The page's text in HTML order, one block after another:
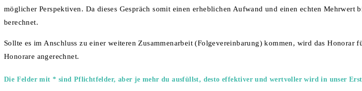
möglicher Perspektiven. Da dieses Gespräch somit einen erheblichen Aufwand und einen echten
berechnet.
Sollte es im Anschluss zu einer weiteren Zusammenarbeit (Folgevereinbarung) kommen, wird das Honorar
Honorare angerechnet.
Die Felder mit * sind Pflichtfelder, aber je mehr du ausfüllst, desto effektiver und wertvoller wird in unser